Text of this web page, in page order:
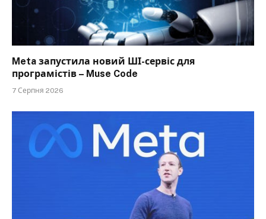
Meta запустила новий ШІ-сервіс для
програмістів – Muse Code
7 Серпня 2026